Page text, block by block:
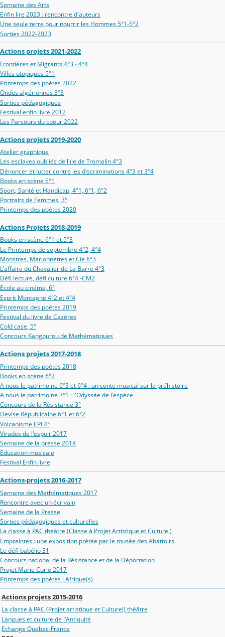
Semaine des Arts
Enfin lire 2023 : rencontre d'auteurs
Une seule terre pour nourrir les Hommes 5°1-5°2
Sorties 2022-2023
Actions projets 2021-2022
Frontières et Migrants 4°3 - 4°4
Villes utopiques 5°1
Printemps des poètes 2022
Ondes algériennes 3°3
Sorties pédagogiques
Festival enfin livre 2012
Les Parcours du coeur 2022
Actions projets 2019-2020
Atelier graphique
Les esclaves oubliés de l'ïle de Tromalin 4°3
Dénoncer et lutter contre les discriminations 4°3 et 3°4
Books en scène 5°1
Sport, Santé et Handicap, 4°1, 6°1, 6°2
Portraits de Femmes, 3°
Printemps des poètes 2020
Actions Projets 2018-2019
Books en scène 6°1 et 5°3
Le Printemps de septembre 4°2, 4°4
Monstres, Marionnettes et Cie 6°3
L'affaire du Chevalier de La Barre 4°3
Défi lecture, défi culture 6°4 -CM2
Ecole au cinéma, 6°
Esprit Montagne 4°2 et 4°4
Printemps des poètes 2019
Festival du livre de Cazères
Cold case, 5°
Concours Kangourou de Mathématiques
Actions projets 2017-2018
Printemps des poètes 2018
Books en scène 6°2
A nous le patrimoine 6°3 et 6°4 : un conte musical sur la préhistoire
A nous le patrimoine 3°1 : l'Odyssée de l'espèce
Concours de la Résistance 3°
Devise Républicaine 6°1 et 6°2
Volcanisme EPI 4°
Virades de l'espoir 2017
Semaine de la presse 2018
Education musicale
Festival Enfin livre
Actions-projets 2016-2017
Semaine des Mathématiques 2017
Rencontre avec un écrivain
Semaine de la Presse
Sorties pédagogiques et culturelles
La classe à PAC théâtre (Classe à Projet Artistique et Culturel)
Empreintes : une exposition prétée par le musée des Abattoirs
Le défi babélio 31
Concours national de la Résistance et de la Déportation
Projet Marie Curie 2017
Printemps des poètes : Afrique(s)
Actions projets 2015-2016
La classe à PAC (Projet artistique et Culturel) théâtre
Langues et culture de l'Antiquité
Echange Quebec-France